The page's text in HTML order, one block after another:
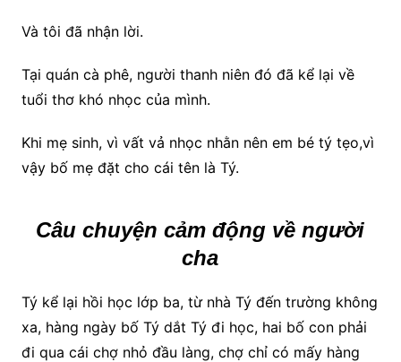
Và tôi đã nhận lời.
Tại quán cà phê, người thanh niên đó đã kể lại về
tuổi thơ khó nhọc của mình.
Khi mẹ sinh, vì vất vả nhọc nhằn nên em bé tý tẹo,vì
vậy bố mẹ đặt cho cái tên là Tý.
Câu chuyện cảm động về người
cha
Tý kể lại hồi học lớp ba, từ nhà Tý đến trường không
xa, hàng ngày bố Tý dắt Tý đi học, hai bố con phải
đi qua cái chợ nhỏ đầu làng, chợ chỉ có mấy hàng